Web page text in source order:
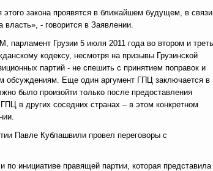
закона проявятся в ближайшем будущем, в
власть», - говорится в Заявлении.
Грузии 5 июля 2011 года во втором и
кодексу, несмотря на призывы Грузинской
партий - не спешить с принятием поправок и
обсуждениям. Еще один аргумент ГПЦ заключается в
было произойти только после предоставления
в других соседних странах – в этом конкретном
Павле Кублашвили провел переговоры с
инициативе правящей партии, которая представила